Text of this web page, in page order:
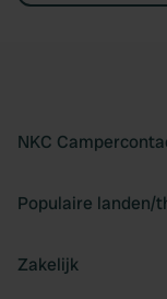
NKC
Populaire landen/
Zakelijk